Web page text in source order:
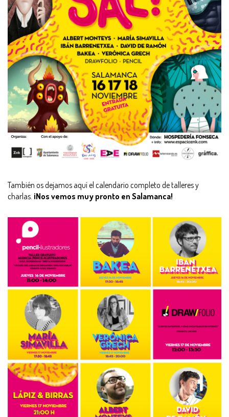
También os dejamos aquí el calendario completo de talleres y
charlas. ¡Nos vemos muy pronto en Salamanca!